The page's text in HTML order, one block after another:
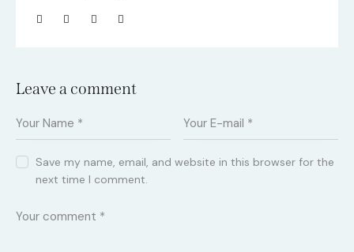
Leave a comment
Save my name, email, and website in this browser for the
next time I comment.